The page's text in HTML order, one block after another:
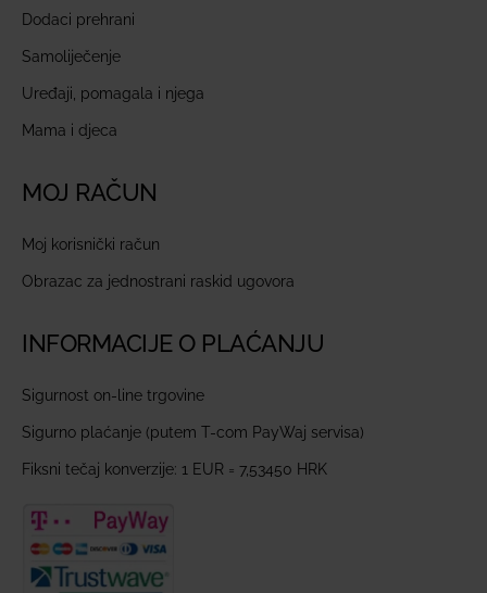
Dodaci prehrani
Samoliječenje
Uređaji, pomagala i njega
Mama i djeca
MOJ RAČUN
Moj korisnički račun
Obrazac za jednostrani raskid ugovora
INFORMACIJE O PLAĆANJU
Sigurnost on-line trgovine
Sigurno plaćanje (putem T-com PayWaj servisa)
Fiksni tečaj konverzije: 1 EUR = 7,53450 HRK